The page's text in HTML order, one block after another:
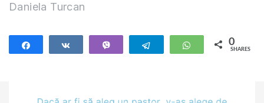
Daniela Turcan
Telegram WhatsApp
0
SHARES